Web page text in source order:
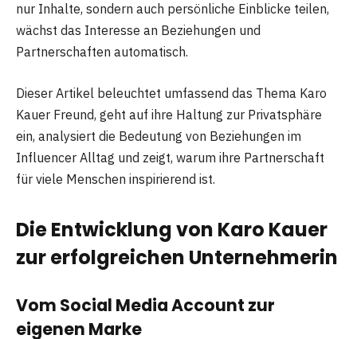
nur Inhalte, sondern auch persönliche Einblicke teilen,
wächst das Interesse an Beziehungen und
Partnerschaften automatisch.
Dieser Artikel beleuchtet umfassend das Thema Karo
Kauer Freund, geht auf ihre Haltung zur Privatsphäre
ein, analysiert die Bedeutung von Beziehungen im
Influencer Alltag und zeigt, warum ihre Partnerschaft
für viele Menschen inspirierend ist.
Die Entwicklung von Karo Kauer
zur erfolgreichen Unternehmerin
Vom Social Media Account zur
eigenen Marke